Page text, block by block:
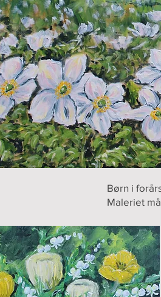
Børn i
Maleriet